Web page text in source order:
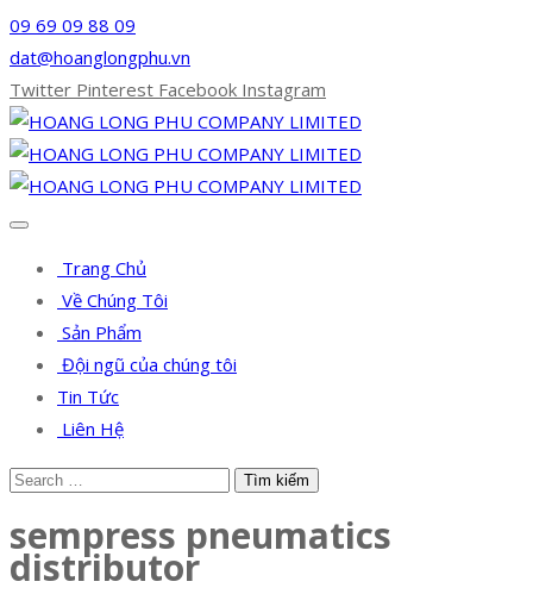
09 69 09 88 09
dat@hoanglongphu.vn
Twitter Pinterest Facebook Instagram
Trang Chủ
Về Chúng Tôi
Sản Phẩm
Đội ngũ của chúng tôi
Tin Tức
Liên Hệ
sempress pneumatics
distributor